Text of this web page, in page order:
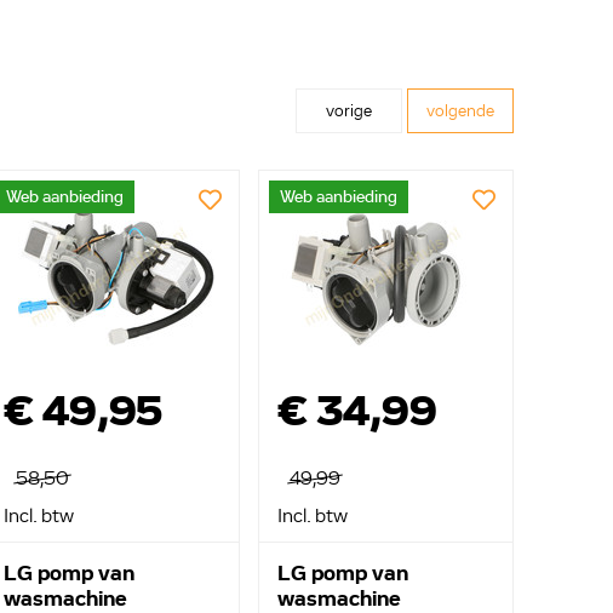
vorige volgende
Web aanbieding
€ 49,95
58,50
Incl. btw
LG pomp van
wasmachine
Web aanbieding
€ 34,99
49,99
Incl. btw
LG pomp van
wasmachine